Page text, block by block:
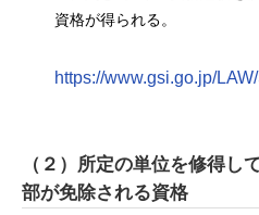
資格が得られる。
https://www.gsi.go.jp/
（２）所定の単位を修得し
部が免除される資格